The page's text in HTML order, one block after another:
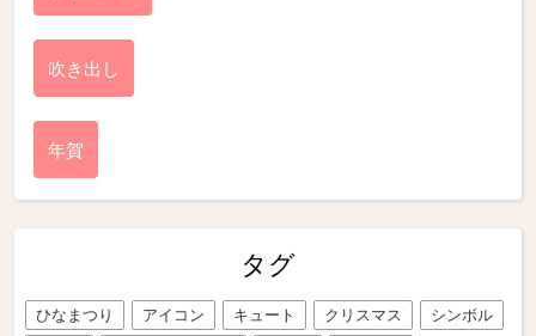
吹き出し
年賀
タグ
ひなまつり アイコン キュート クリスマス
シンボル